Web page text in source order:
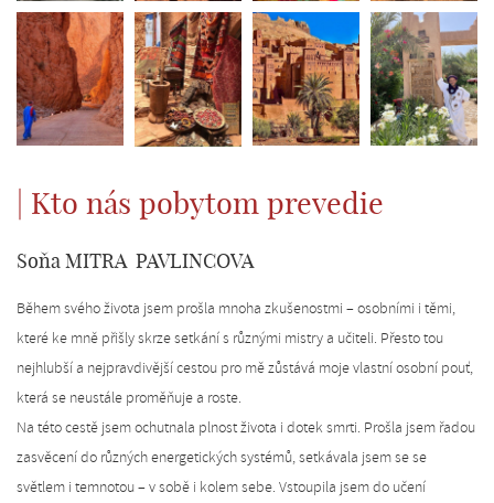
| Kto nás pobytom prevedie
Soňa MITRA PAVLINCOVA
Během svého života jsem prošla mnoha zkušenostmi – osobními i těmi,
které ke mně přišly skrze setkání s různými mistry a učiteli. Přesto tou
nejhlubší a nejpravdivější cestou pro mě zůstává moje vlastní osobní pouť,
která se neustále proměňuje a roste.
Na této cestě jsem ochutnala plnost života i dotek smrti. Prošla jsem řadou
zasvěcení do různých energetických systémů, setkávala jsem se se
světlem i temnotou – v sobě i kolem sebe. Vstoupila jsem do učení